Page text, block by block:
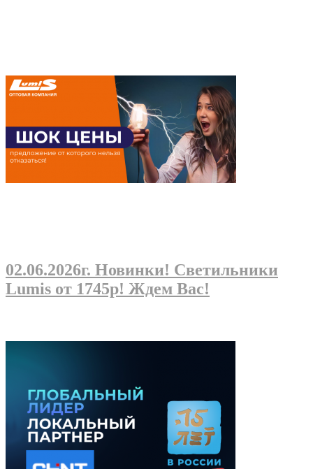
02.06.2026г. Новинки! Светильники
Lumis от 1745р! Ждем Вас!